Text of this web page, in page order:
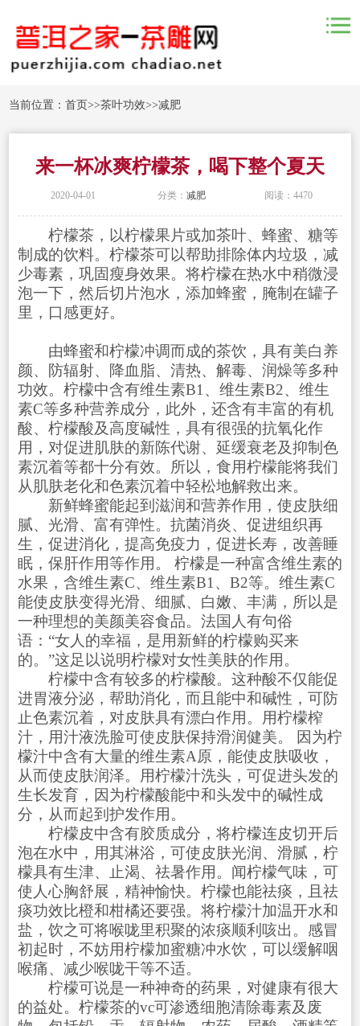
当前位置：首页>>茶叶功效>>减肥
来一杯冰爽柠檬茶，喝下整个夏天
2020-04-01 分类： 减肥 阅读：4470
柠檬茶，以柠檬果片或加茶叶、蜂蜜、糖等
制成的饮料。柠檬茶可以帮助排除体内垃圾，减
少毒素，巩固瘦身效果。将柠檬在热水中稍微浸
泡一下，然后切片泡水，添加蜂蜜，腌制在罐子
里，口感更好。
由蜂蜜和柠檬冲调而成的茶饮，具有美白养
颜、防辐射、降血脂、清热、解毒、润燥等多种
功效。柠檬中含有维生素B1、维生素B2、维生
素C等多种营养成分，此外，还含有丰富的有机
酸、柠檬酸及高度碱性，具有很强的抗氧化作
用，对促进肌肤的新陈代谢、延缓衰老及抑制色
素沉着等都十分有效。所以，食用柠檬能将我们
从肌肤老化和色素沉着中轻松地解救出来。
新鲜蜂蜜能起到滋润和营养作用，使皮肤细
腻、光滑、富有弹性。抗菌消炎、促进组织再
生，促进消化，提高免疫力，促进长寿，改善睡
眠，保肝作用等作用。 柠檬是一种富含维生素的
水果，含维生素C、维生素B1、B2等。维生素C
能使皮肤变得光滑、细腻、白嫩、丰满，所以是
一种理想的美颜美容食品。法国人有句俗
语：“女人的幸福，是用新鲜的柠檬购买来
的。”这足以说明柠檬对女性美肤的作用。
柠檬中含有较多的柠檬酸。这种酸不仅能促
进胃液分泌，帮助消化，而且能中和碱性，可防
止色素沉着，对皮肤具有漂白作用。用柠檬榨
汁，用汁液洗脸可使皮肤保持滑润健美。 因为柠
檬汁中含有大量的维生素A原，能使皮肤吸收，
从而使皮肤润泽。用柠檬汁洗头，可促进头发的
生长发育，因为柠檬酸能中和头发中的碱性成
分，从而起到护发作用。
柠檬皮中含有胶质成分，将柠檬连皮切开后
泡在水中，用其淋浴，可使皮肤光润、滑腻，柠
檬具有生津、止渴、祛暑作用。闻柠檬气味，可
使人心胸舒展，精神愉快。柠檬也能祛痰，且祛
痰功效比橙和柑橘还要强。将柠檬汁加温开水和
盐，饮之可将喉咙里积聚的浓痰顺利咳出。感冒
初起时，不妨用柠檬加蜜糖冲水饮，可以缓解咽
喉痛、减少喉咙干等不适。
柠檬可说是一种神奇的药果，对健康有很大
的益处。柠檬茶的vc可渗透细胞清除毒素及废